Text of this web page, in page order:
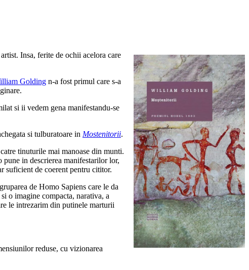
Insa, ferite de ochii acelora care
Golding n-a fost primul care s-a
si ii vedem gena manifestandu-se
si tulburatoare in Mostenitorii.
tinuturile mai manoase din munti.
pune in descrierea manifestarilor lor,
suficient de coerent pentru cititor.
de Homo Sapiens care le da
o imagine compacta, narativa, a
le intrezarim din putinele marturii
reduse, cu vizionarea